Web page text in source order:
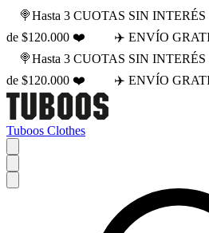
🍭Hasta 3 CUOTAS SIN
de $120.000 ❤️
✈️ ENVÍO
🍭Hasta 3 CUOTAS SIN
de $120.000 ❤️
✈️ ENVÍO
Tuboos Clothes